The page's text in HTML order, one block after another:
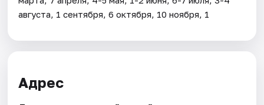
августа, 1 сентября, 6 октября, 10 ноября, 1
Адрес